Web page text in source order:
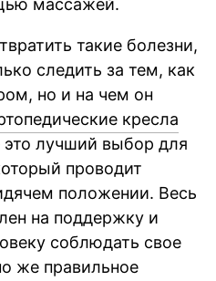
массажей.
такие болезни,
следить за тем, как
но и на чем он
кресла
лучший выбор для
проводит
положении. Весь
на поддержку и
соблюдать свое
же правильное